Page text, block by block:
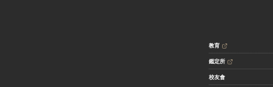
教育
鑑定所
校友會